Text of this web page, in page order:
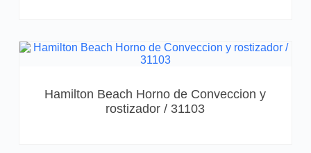
Hamilton Beach Horno de Conveccion y
rostizador / 31103